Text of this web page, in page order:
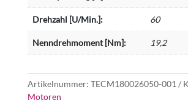
Drehzahl [U/Min.]: 60
Nenndrehmoment [Nm]: 19,2
Artikelnummer: TECM180026050-001
Motoren